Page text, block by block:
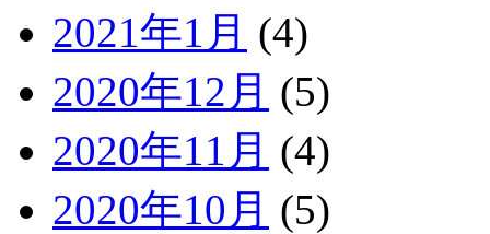
2021年1月 (4)
2020年12月 (5)
2020年11月 (4)
2020年10月 (5)